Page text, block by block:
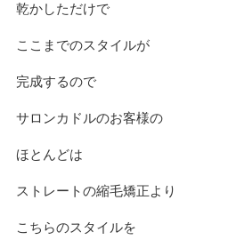
乾かしただけで
ここまでのスタイルが
完成するので
サロンカドルのお客様の
ほとんどは
ストレートの縮毛矯正より
こちらのスタイルを